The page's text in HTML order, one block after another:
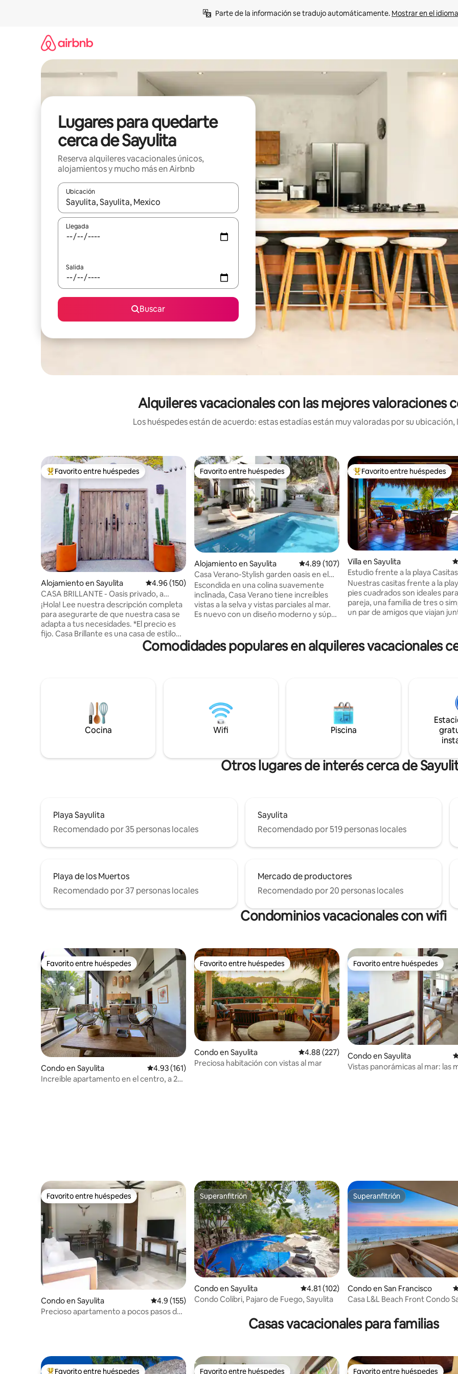
Parte de la información se tradujo automáticamente. Mostrar en el
Lugares para quedarte
cerca de Sayulita
Reserva alquileres vacacionales únicos,
alojamientos y mucho más en Airbnb
Ubicación
Cuando los resultados estén disponibles, navega con las teclas de flecha hacia arriba y hacia abajo o explora con el
Llegada
Salida
Buscar
Alquileres vacacionales con las mejores valoraciones
Los huéspedes están de acuerdo: estas estadías están muy valoradas por su
Favorito entre huéspedes preferido
Favorito entre huéspedes
Alojamiento en Sayulita Calificación promedio: 4.96 de 5, 150 reseñas
4.96 (150)
CASA BRILLANTE - Oasis privado, a
manzana de la plaza
¡Hola! Lee nuestra descripción completa
para asegurarte de que nuestra casa se
adapta a tus necesidades. *El precio es
fijo. Casa Brillante es una casa de estilo
español moderna y elegante ubicada a
llena de espacios abiertos brillantes,
paisajismo tropical y diseño que presta
atención a los detalles, dando a esta casa
una sensación de lujo. *Todas las fiestas
Favorito entre huéspedes
Favorito entre huéspedes
Alojamiento en Sayulita Calificación promedio: 4.89 de 5, 107 reseñas
4.89 (107)
Casa Verano-Stylish garden oasis en el
lado norte
Escondida en una colina suavemente
inclinada, Casa Verano tiene increíbles
vistas a la selva y vistas parciales al mar.
Es nuevo con un diseño moderno y súper
baño completo, camas king size y aire
acondicionado. Piscina climatizada. Sala
¡Es difícil encontrarlo en la concurrida
Sayulita en estos días!...Nota: que hay
obras en los alrededores
Favorito entre huéspedes
Favorito entre huéspedes
Villa en Sayulita
Estudio frente a la playa
Nuestras casitas frente a la
pies cuadrados son ideales
pareja, una familia de tres o
un par de amigos que viajan
parte delantera de las casitas
patio a través de un enorme
que nuestras Casitas 1-4
mismo diseño y hermosas
Nuestra galería es una
imágenes de diferentes
Comodidades populares en alquileres vacacionales
Cocina Wifi Piscina
Otros lugares de interés cerca de
Playa Sayulita
Recomendado por 35 personas locales
Sayulita
Recomendado por 519 personas locales
Playa de los Muertos
Recomendado por 37 personas locales
Mercado de productores
Recomendado por 20 personas locales
Condominios vacacionales con wifi
Favorito entre huéspedes
Favorito entre huéspedes
Condo en Sayulita Calificación promedio: 4.93 de 5, 161 reseñas
4.93 (161)
Increíble apartamento en el centro, a 2
Favorito entre huéspedes
Favorito entre huéspedes
Condo en Sayulita Calificación promedio: 4.88 de 5, 227 reseñas
4.88 (227)
Preciosa habitación con vistas al mar
Favorito entre huéspedes
Favorito entre huéspedes
Condo en Sayulita
Vistas panorámicas al mar: las
Favorito entre huéspedes
Favorito entre huéspedes
Condo en Sayulita Calificación promedio: 4.9 de 5, 155 reseñas
4.9 (155)
Precioso apartamento a pocos pasos de
Superanfitrión
Superanfitrión
Condo en Sayulita Calificación promedio: 4.81 de 5, 102 reseñas
4.81 (102)
Condo Colibri, Pajaro de Fuego, Sayulita
Superanfitrión
Superanfitrión
Condo en San Francisco
Casa L&L Beach Front Condo
Casas vacacionales para familias
Favorito entre huéspedes Favorito entre huéspedes Favorito entre huéspedes